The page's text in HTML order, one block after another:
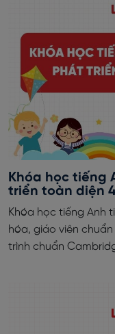
Khóa học tiếng
triển toàn diện
Khóa học tiếng Anh
hóa, giáo viên
trình chuẩn